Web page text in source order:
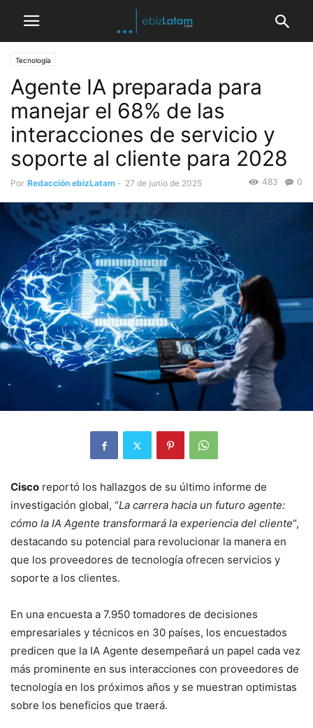
Tecnología
Agente IA preparada para
manejar el 68% de las
interacciones de servicio y
soporte al cliente para 2028
Por Redacción ebizLatam - 27 de junio de 2025 0
483
Cisco reportó los hallazgos de su último informe de
investigación global, “La carrera hacia un futuro agente:
cómo la IA Agente transformará la experiencia del cliente“,
destacando su potencial para revolucionar la manera en
que los proveedores de tecnología ofrecen servicios y
soporte a los clientes.
En una encuesta a 7.950 tomadores de decisiones
empresariales y técnicos en 30 países, los encuestados
predicen que la IA Agente desempeñará un papel cada vez
más prominente en sus interacciones con proveedores de
tecnología en los próximos años y se muestran optimistas
sobre los beneficios que traerá.